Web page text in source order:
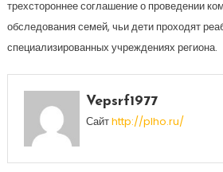
трехстороннее соглашение о проведении
обследования семей, чьи дети проходят
специализированных учреждениях региона.
Vepsrf1977
Сайтhttp://plho.ru/